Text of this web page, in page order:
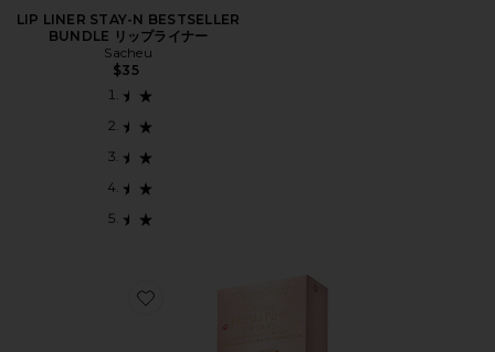
LIP LINER STAY-N BESTSELLER
BUNDLE リップライナー
Sacheu
$35
Favorite GLOSSY FRESH PINK LIP DUO リップデュオ